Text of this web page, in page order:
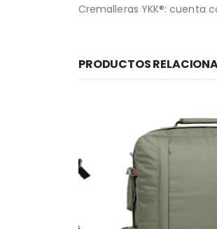
Cremalleras YKK®: cuenta
PRODUCTOS